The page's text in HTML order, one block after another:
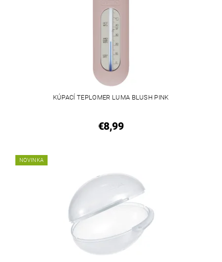
KÚPACÍ TEPLOMER LUMA BLUSH PINK
€8,99
NOVINKA